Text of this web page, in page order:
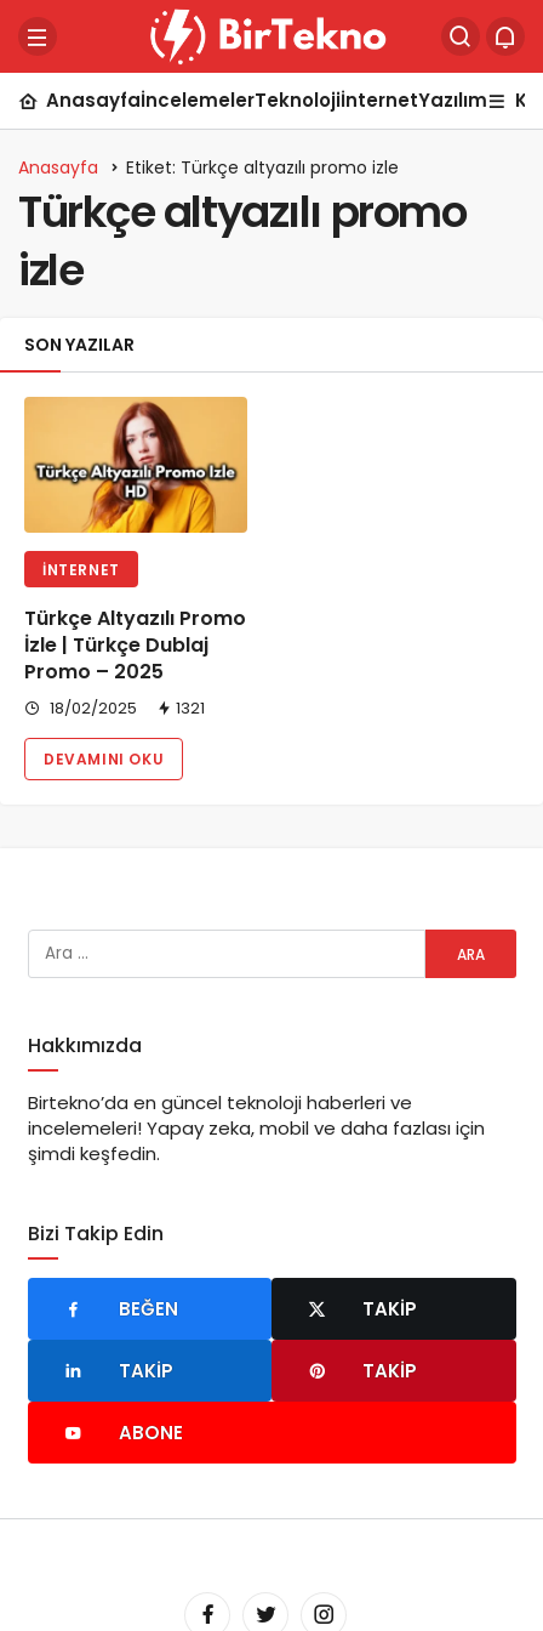
AnasayfaİncelemelerTeknolojiİnternetYazılım
Anasayfa Etiket: Türkçe altyazılı promo izle
Türkçe altyazılı promo
izle
SON YAZILAR
İNTERNET
Türkçe Altyazılı Promo
İzle | Türkçe Dublaj
Promo – 2025
18/02/2025 1321
DEVAMINI OKU
Hakkımızda
Birtekno’da en güncel teknoloji haberleri ve
incelemeleri! Yapay zeka, mobil ve daha fazlası için
şimdi keşfedin.
Bizi Takip Edin
BEĞEN TAKIP
TAKIP TAKIP
ABONE